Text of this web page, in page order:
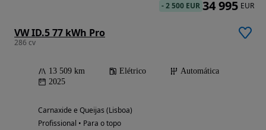
VW ID.5 77 kWh Pro
286 cv
13 509 km Elétrico
Automática
2025
Carnaxide e Queijas (Lisboa)
Profissional • Para o topo
-2 500 EUR 34 995 EUR